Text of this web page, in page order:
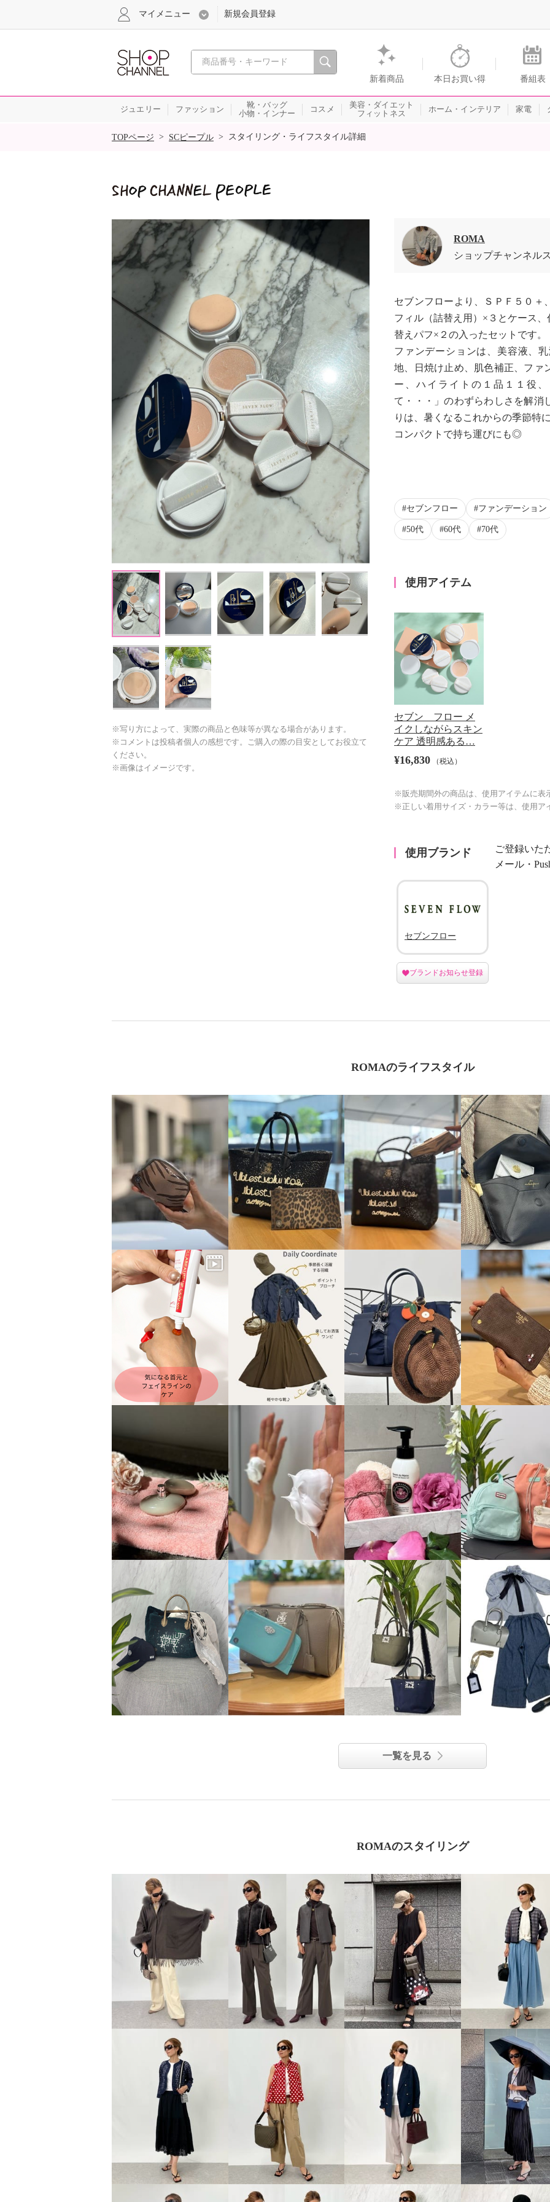
心おどる、瞬間を。通販・テレビショッピングのショップチャンネル
新着商品 本日お買い得 番組表
マイメニュー 新規会員登録
ジュエリー ファッション
靴・バッグ
小物・インナー
コスメ
美容・ダイエット
フィットネス
ホーム・インテリア 家電
SALE
TOPページ > SCピープル > スタイリング・ライフスタイル詳細
Next
※写り方によって、実際の商品と色味等が異なる場合があります。
※コメントは投稿者個人の感想です。ご購入の際の目安としてお役立て
ください。
※画像はイメージです。
ROMA
ショップチャンネル
セブンフローより、ＳＰＦ５０＋
フィル（詰替え用）×３とケース
替えパフ×２の入ったセットです。
ファンデーションは、美容液、
地、日焼け止め、肌色補正、ファ
ー、ハイライトの１品１１役
て・・・」のわずらわしさを解消
りは、暑くなるこれからの季節特
コンパクトで持ち運びにも◎
セブンフロー ファンデーション
50代 60代 70代
使用アイテム
セブン フロー メ
イクしながらスキン
ケア 透明感ある…
¥16,830 （税込）
※販売期間外の商品は、使用アイテムに表
※正しい着用サイズ・カラー等は、使用ア
使用ブランド
ご登録いた
メール・
セブンフロー
ブランドお知らせ登録
ROMAのライフスタイル
一覧を見る
ROMAのスタイリング